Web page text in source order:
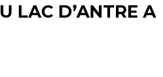
LAC D’ANTRE A